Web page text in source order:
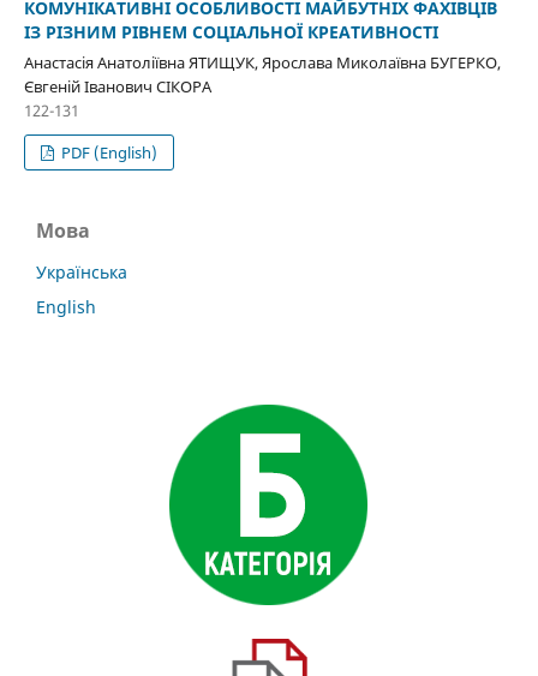
КОМУНІКАТИВНІ ОСОБЛИВОСТІ МАЙБУТНІХ ФАХІВЦІВ
ІЗ РІЗНИМ РІВНЕМ СОЦІАЛЬНОЇ КРЕАТИВНОСТІ
Анастасія Анатоліївна ЯТИЩУК, Ярослава Миколаївна БУГЕРКО,
Євгеній Іванович СІКОРА
122-131
PDF (English)
Мова
Українська
English